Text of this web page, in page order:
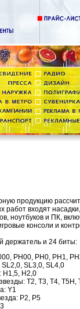
продукцию
работ входят
ноутбуков и ПК,
консоли и
держатель и 24 биты:
PH00, PH0, PH1,
SL3,0, SL4,0
H1,5, H2,0
T2, T3, T4, T5H,
Y1
P2, P5